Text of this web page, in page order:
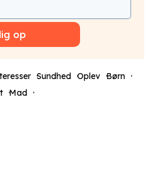
op
Sundhed Oplev Børn
Mad